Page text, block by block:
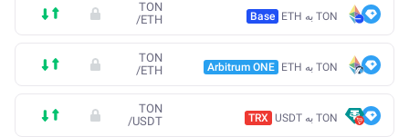
TON به ETH Base
TON
/ETH
TON به ETH Arbitrum ONE
TON
/ETH
TON به USDT TRX
TON
/USDT